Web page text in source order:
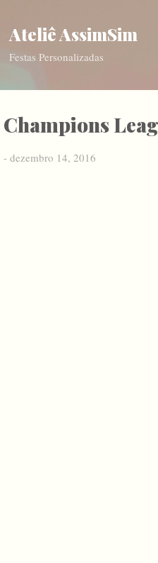
Ateliê AssimSim
Festas Personalizadas
Champions
- dezembro 14, 2016